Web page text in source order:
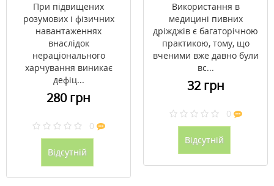
При підвищених
розумових і фізичних
навантаженнях
внаслідок
нераціонального
харчування виникає
дефіц...
280 грн
0
Відсутній
Використання в
медицині пивних
дріжджів є багаторічною
практикою, тому, що
вченими вже давно були
вс...
32 грн
0
Відсутній